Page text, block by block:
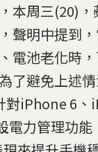
本周三(20)
聲明中提到
電池老化時
了避免上述
對iPhone 6、
電力管理功